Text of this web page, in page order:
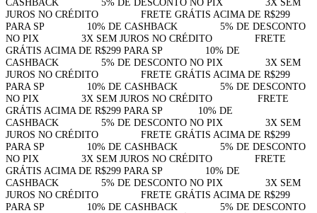
CASHBACK⠀⠀⠀⠀⠀⠀5% DE DESCONTO NO PIX⠀⠀⠀⠀⠀⠀3X SEM
JUROS NO CRÉDITO⠀⠀⠀⠀⠀⠀FRETE GRÁTIS ACIMA DE R$299
PARA SP⠀⠀⠀⠀⠀⠀10% DE CASHBACK⠀⠀⠀⠀⠀⠀5% DE DESCONTO
NO PIX⠀⠀⠀⠀⠀⠀3X SEM JUROS NO CRÉDITO⠀⠀⠀⠀⠀⠀FRETE
GRÁTIS ACIMA DE R$299 PARA SP⠀⠀⠀⠀⠀⠀10% DE
CASHBACK⠀⠀⠀⠀⠀⠀5% DE DESCONTO NO PIX⠀⠀⠀⠀⠀⠀3X SEM
JUROS NO CRÉDITO⠀⠀⠀⠀⠀⠀FRETE GRÁTIS ACIMA DE R$299
PARA SP⠀⠀⠀⠀⠀⠀10% DE CASHBACK⠀⠀⠀⠀⠀⠀5% DE DESCONTO
NO PIX⠀⠀⠀⠀⠀⠀3X SEM JUROS NO CRÉDITO⠀⠀⠀⠀⠀⠀ FRETE
GRÁTIS ACIMA DE R$299 PARA SP⠀⠀⠀⠀⠀10% DE
CASHBACK⠀⠀⠀⠀⠀⠀5% DE DESCONTO NO PIX⠀⠀⠀⠀⠀⠀3X SEM
JUROS NO CRÉDITO⠀⠀⠀⠀⠀⠀FRETE GRÁTIS ACIMA DE R$299
PARA SP⠀⠀⠀⠀⠀⠀10% DE CASHBACK⠀⠀⠀⠀⠀⠀5% DE DESCONTO
NO PIX⠀⠀⠀⠀⠀⠀3X SEM JUROS NO CRÉDITO⠀⠀⠀⠀⠀⠀FRETE
GRÁTIS ACIMA DE R$299 PARA SP⠀⠀⠀⠀⠀⠀10% DE
CASHBACK⠀⠀⠀⠀⠀⠀5% DE DESCONTO NO PIX⠀⠀⠀⠀⠀⠀3X SEM
JUROS NO CRÉDITO⠀⠀⠀⠀⠀⠀FRETE GRÁTIS ACIMA DE R$299
PARA SP⠀⠀⠀⠀⠀⠀10% DE CASHBACK⠀⠀⠀⠀⠀⠀5% DE DESCONTO